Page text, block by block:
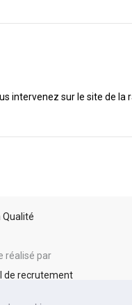
intervenez sur le site de
Qualité
réalisé par
de recrutement